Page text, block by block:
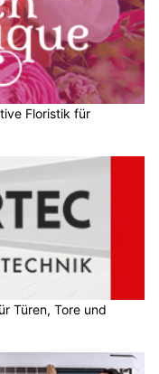
Floristik für
Türen, Tore und